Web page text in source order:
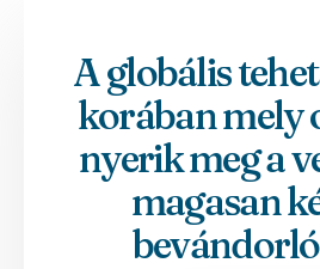
A globális
korában mely
nyerik meg a
magasan